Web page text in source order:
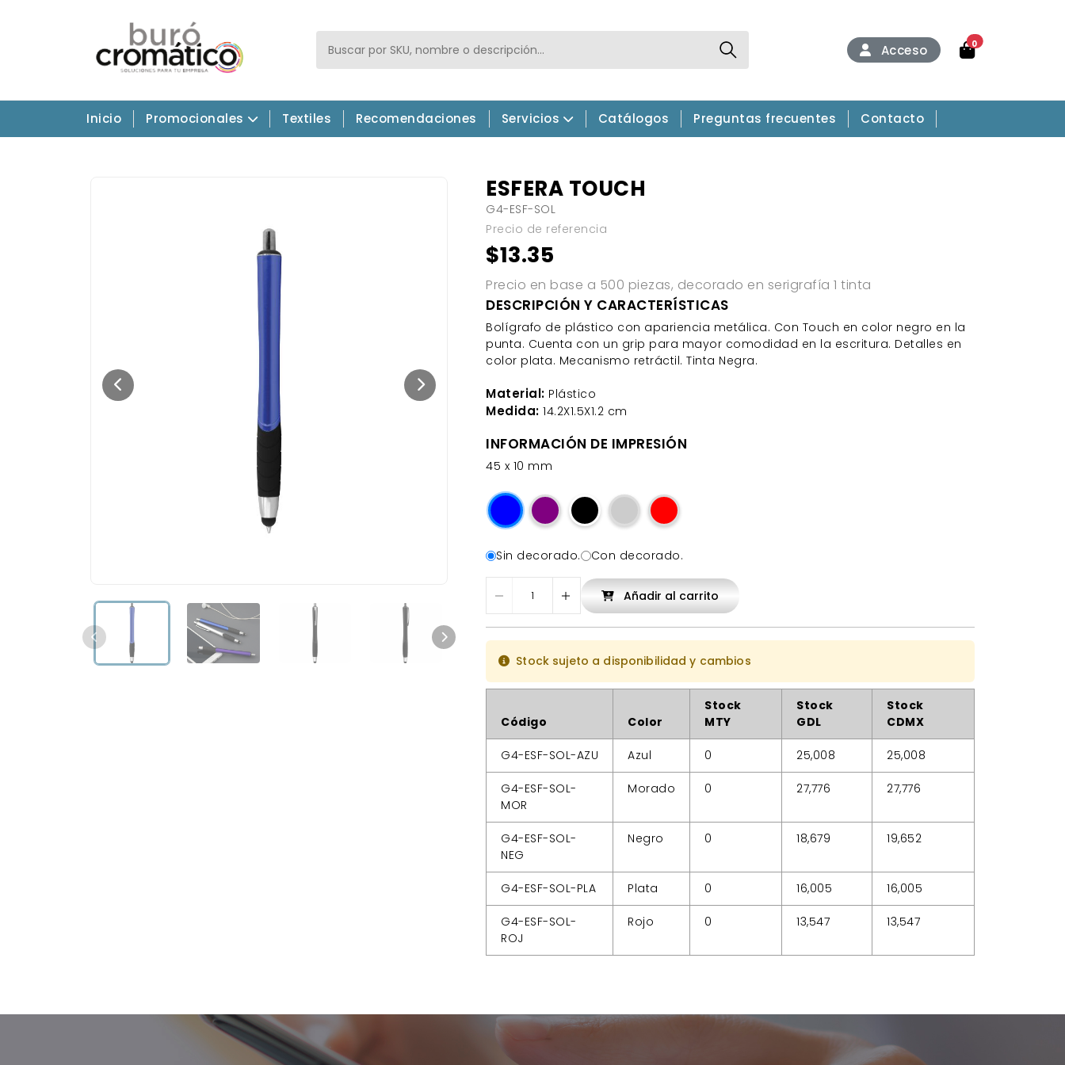
Acceso 0
Inicio Promocionales Textiles Recomendaciones Servicios Catálogos Preguntas frecuentes Contacto
ESFERA TOUCH
G4-ESF-SOL
Precio de referencia
$13.35
Precio en base a 500 piezas, decorado en serigrafía 1 tinta
DESCRIPCIÓN Y CARACTERÍSTICAS
Bolígrafo de plástico con apariencia metálica. Con Touch en color negro en la
punta. Cuenta con un grip para mayor comodidad en la escritura. Detalles en
color plata. Mecanismo retráctil. Tinta Negra.
Material: Plástico
Medida: 14.2X1.5X1.2 cm
INFORMACIÓN DE IMPRESIÓN
45 x 10 mm
Sin decorado. Con decorado.
Añadir al carrito
Stock sujeto a disponibilidad y cambios
Código Color
Stock
MTY
Stock
GDL
Stock
CDMX
G4-ESF-SOL-AZU Azul 0 25,008 25,008
G4-ESF-SOL-
MOR
Morado 0 27,776 27,776
G4-ESF-SOL-
NEG
Negro 0 18,679 19,652
G4-ESF-SOL-PLA Plata 0 16,005 16,005
G4-ESF-SOL-
ROJ
Rojo 0 13,547 13,547